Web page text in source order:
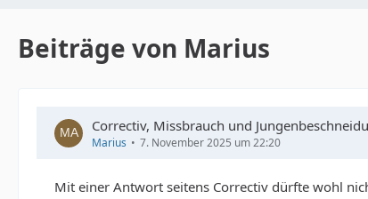
Beiträge von Marius
Correctiv, Missbrauch und
Marius 7. November 2025 um 22:20
Mit einer Antwort seitens Correctiv dürfte wohl